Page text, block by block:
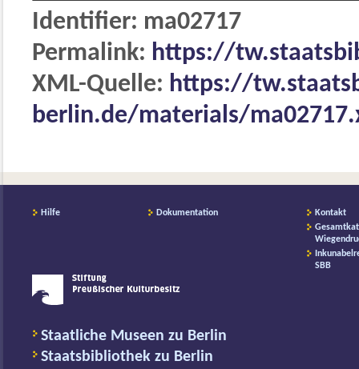
Identifier: ma02717
Permalink: https://
XML-Quelle: https://
berlin.de/materials/
Hilfe Dokumentation
Kontakt
SBB
Staatliche Museen zu Berlin
Staatsbibliothek zu Berlin